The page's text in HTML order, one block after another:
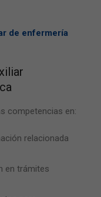
de enfermería
competencias en:
relacionada
en trámites